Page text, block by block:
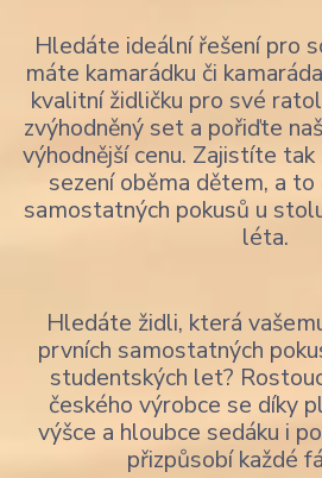
Hledáte ideální řešení pro
máte kamarádku či
kvalitní židličku pro své
zvýhodněný set a pořiďte
výhodnější cenu. Zajistíte
sezení oběma dětem, a to
samostatných pokusů u
léta.
Hledáte židli, která
prvních samostatných
studentských let?
českého výrobce se díky
výšce a hloubce sedáku i
přizpůsobí každé